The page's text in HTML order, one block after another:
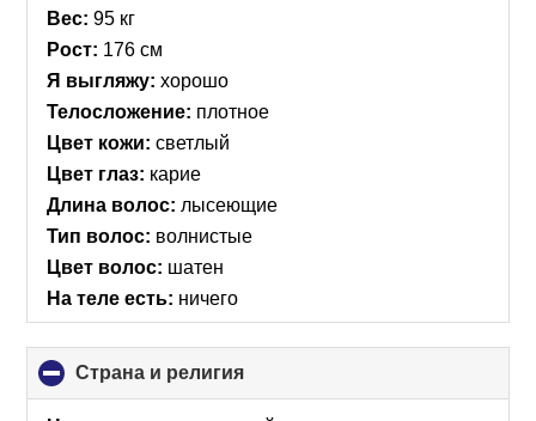
Вес: 95 кг
Рост: 176 см
Я выгляжу: хорошо
Телосложение: плотное
Цвет кожи: светлый
Цвет глаз: карие
Длина волос: лысеющие
Тип волос: волнистые
Цвет волос: шатен
На теле есть: ничего
Страна и религия
to